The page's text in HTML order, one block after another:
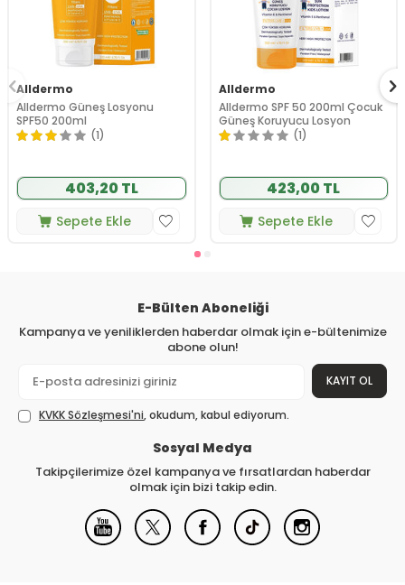
Alldermo
Alldermo Güneş Losyonu
SPF50 200ml
(1)
403,20 TL
Sepete Ekle
Alldermo
Alldermo SPF 50 200ml Çocuk
Güneş Koruyucu Losyon
(1)
423,00 TL
Sepete Ekle
E-Bülten Aboneliği
Kampanya ve yeniliklerden haberdar olmak için e-bültenimize
abone olun!
KAYIT OL
KVKK Sözleşmesi'ni, okudum, kabul ediyorum.
Sosyal Medya
Takipçilerimize özel kampanya ve fırsatlardan haberdar
olmak için bizi takip edin.